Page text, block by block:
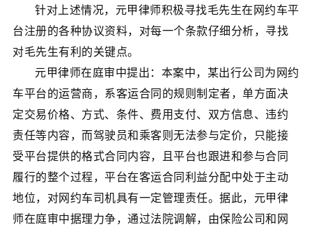
针对上述情况，元甲律师积极寻找毛先生在网约车平
台注册的各种协议资料，对每一个条款仔细分析，寻找
对毛先生有利的关键点。
元甲律师在庭审中提出：本案中，某出行公司为网约
车平台的运营商，系客运合同的规则制定者，单方面决
定交易价格、方式、条件、费用支付、双方信息、违约
责任等内容，而驾驶员和乘客则无法参与定价，只能接
受平台提供的格式合同内容，且平台也跟进和参与合同
履行的整个过程，平台在客运合同利益分配中处于主动
地位，对网约车司机具有一定管理责任。据此，元甲律
师在庭审中据理力争，通过法院调解，由保险公司和网